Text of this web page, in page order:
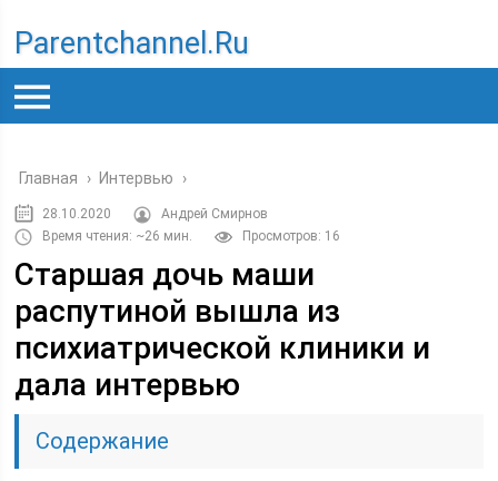
Parentchannel.ru
Главная › Интервью ›
28.10.2020
Андрей Смирнов
Время чтения: ~26 мин.
Просмотров: 16
Старшая дочь маши
распутиной вышла из
психиатрической клиники и
дала интервью
Содержание